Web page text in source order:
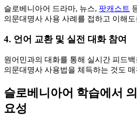
슬로베니아어 드라마, 뉴스, 팟캐스트
의문대명사 사용 사례를 접하고 이해
4. 언어 교환 및 실전 대화 참여
원어민과의 대화를 통해 실시간 피드
의문대명사 사용법을 체득하는 것도
슬로베니아어 학습에서
요성